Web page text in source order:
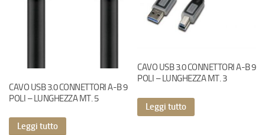
CAVO USB 3.0 CONNETTORI A-B 9
POLI – LUNGHEZZA MT. 5
Leggi tutto
CAVO USB 3.0 CONNETTORI A-B 9
POLI – LUNGHEZZA MT. 3
Leggi tutto